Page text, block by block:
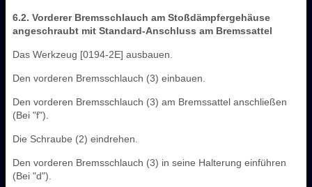
6.2. Vorderer Bremsschlauch am Stoßdämpfergehäuse
angeschraubt mit Standard-Anschluss am Bremssattel
Das Werkzeug [0194-2E] ausbauen.
Den vorderen Bremsschlauch (3) einbauen.
Den vorderen Bremsschlauch (3) am Bremssattel anschließen
(Bei "f").
Die Schraube (2) eindrehen.
Den vorderen Bremsschlauch (3) in seine Halterung einführen
(Bei "d").